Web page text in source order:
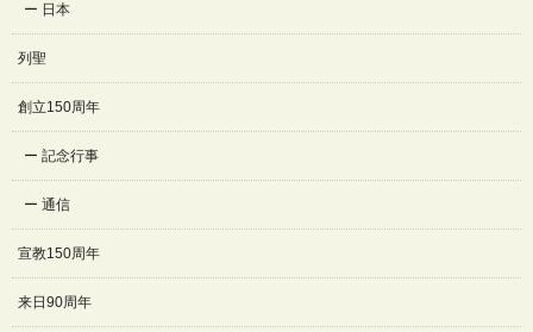
日本
列聖
創立150周年
記念行事
通信
宣教150周年
来日90周年